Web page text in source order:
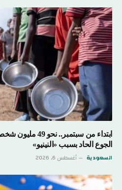
ابتداء من
الجوع الحاد بسبب «النينيو»
السعودية أغسطس 6, 2026